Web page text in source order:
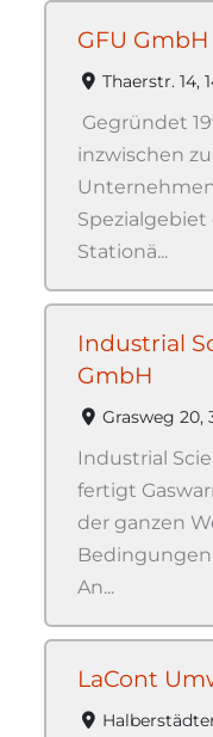
GFU GmbH
Thaerstr. 14,
Gegründet
inzwischen
Spezialgebiet
Stationä...
Industrial
GmbH
Grasweg 20,
Industrial
fertigt
der ganzen
An...
LaCont